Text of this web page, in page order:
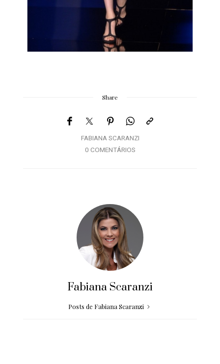
Share
FABIANA SCARANZI
0 COMENTÁRIOS
Fabiana Scaranzi
Posts de Fabiana Scaranzi